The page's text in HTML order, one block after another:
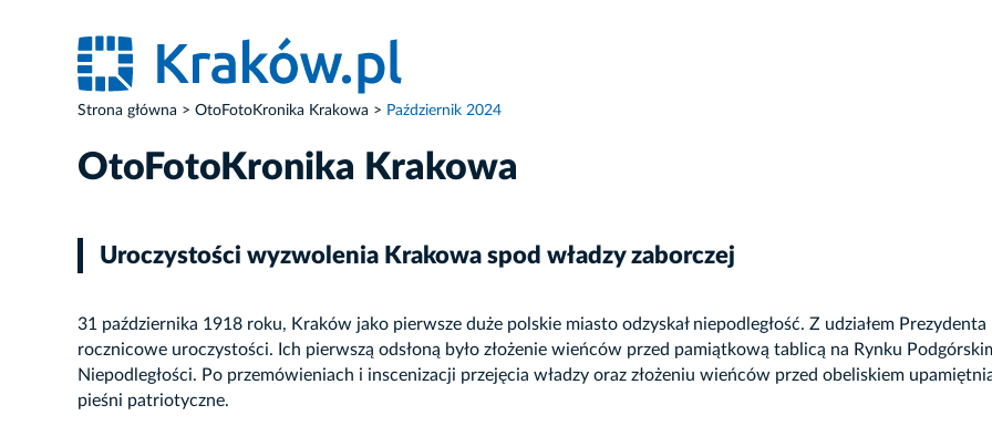
Strona główna OtoFotoKronika Krakowa Październik 2024
OtoFotoKronika Krakowa
Uroczystości wyzwolenia Krakowa spod władzy zaborczej
31 października 1918 roku, Kraków jako pierwsze duże polskie miasto odzyskał niepodległość. Z udziałem
rocznicowe uroczystości. Ich pierwszą odsłoną było złożenie wieńców przed pamiątkową tablicą na Rynku
Niepodległości. Po przemówieniach i inscenizacji przejęcia władzy oraz złożeniu wieńców przed obeliskiem
pieśni patriotyczne.